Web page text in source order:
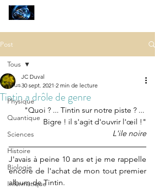
Post
Tous
Physique
Quantique
Sciences
Histoire
Biologie
Informatique
Tous
Tintin a drôle de genre
JC Duval
30 sept. 2021 2 min de lecture
"Quoi ? ... Tintin sur notre piste ? ...
Bigre ! il s'agit d'ouvrir l'œil !"
L'ile noire
J'avais à peine 10 ans et je me rappelle
encore de l'achat de mon tout premier
album de Tintin.